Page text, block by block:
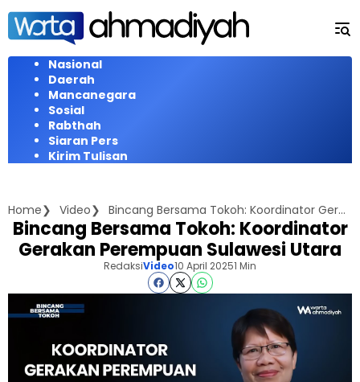
Langsung
konten
Nasional
Daerah
Mancanegara
Sosial
Rabthah
Siaran Pers
Kirim Tulisan
Home Video Bincang Bersama Tokoh: Koordinator Gerakan Perempuan Sulawesi Utara
Bincang Bersama Tokoh: Koordinator
Gerakan Perempuan Sulawesi Utara
RedaksiVideo10 April 20251 Min